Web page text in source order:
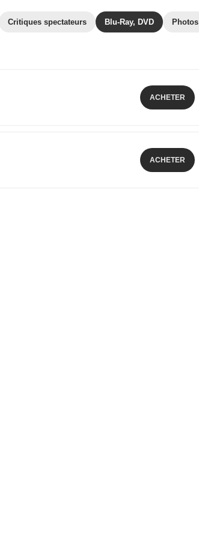
Critiques spectateurs Blu-Ray, DVD Photos
ACHETER
ACHETER